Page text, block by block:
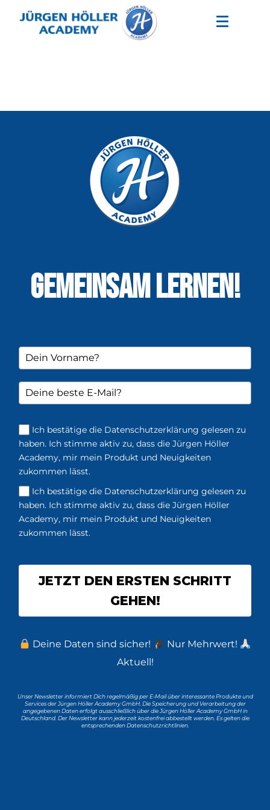
GEMEINSAM LERNEN!
Ich bestätige die Datenschutzerklärung gelesen zu
haben. Ich stimme aktiv zu, dass die Jürgen Höller
Academy, mir mein Produkt und Neuigkeiten
zukommen lässt.
Ich bestätige die Datenschutzerklärung gelesen zu
haben. Ich stimme aktiv zu, dass die Jürgen Höller
Academy, mir mein Produkt und Neuigkeiten
zukommen lässt.
JETZT DEN ERSTEN SCHRITT
GEHEN!
Deine Daten sind sicher!
Nur Mehrwert!
Aktuell!
Unser Newsletter informiert Dich regelmäßig per E-Mail über interessante Produkte und
Services der Jürgen Höller Academy GmbH. Die Speicherung und Verarbeitung der
angegebenen Daten erfolgt ausschließlich über die Jürgen Höller Academy GmbH in
Deutschland. Der Newsletter kann jederzeit kostenfrei abbestellt werden. Es gelten die
entsprechenden Datenschutzrichtlinien.